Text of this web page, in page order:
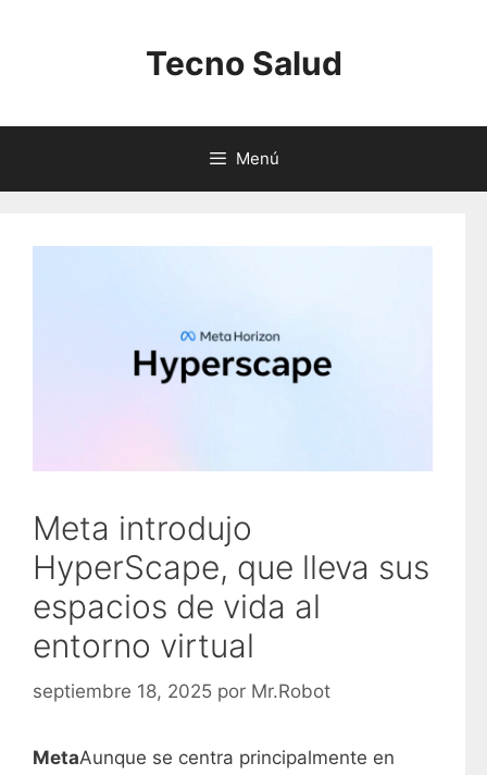
Tecno Salud
Menú
Meta introdujo
HyperScape, que lleva sus
espacios de vida al
entorno virtual
septiembre 18, 2025 por Mr.Robot
MetaAunque se centra principalmente en